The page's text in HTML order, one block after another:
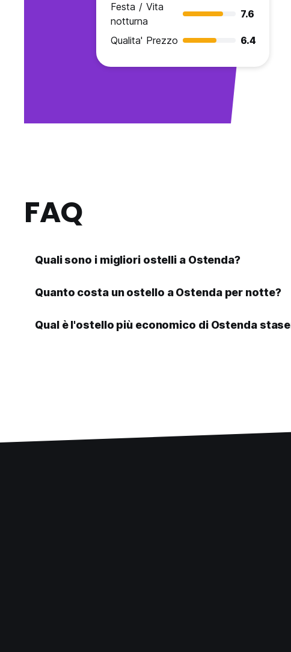
Festa / Vita
notturna
7.6
Qualita' Prezzo 6.4
FAQ
Quali sono i migliori ostelli a Ostenda?
Quanto costa un ostello a Ostenda per notte?
Qual è l'ostello più economico di Ostenda